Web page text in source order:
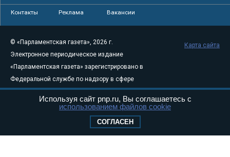
Контакты Реклама Вакансии
© «Парламентская газета», 2026 г.
Электронное периодическое издание
«Парламентская газета» зарегистрировано в
Федеральной службе по надзору в сфере
связи, информационных технологий и
массовых коммуникаций (Роскомнадзор) 05
Свидетельство о регистрации Эл № ФС77-
Карта сайта
Используя сайт pnp.ru, Вы соглашаетесь с
использованием файлов cookie
СОГЛАСЕН